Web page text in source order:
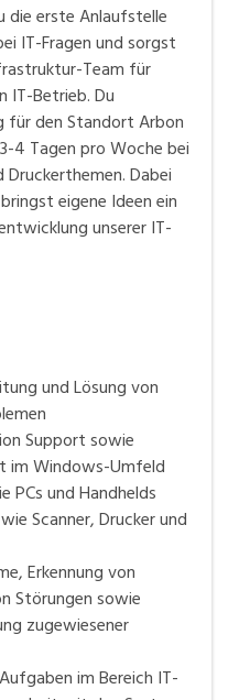
die erste Anlaufstelle
IT-Fragen und sorgst
Team für
IT-Betrieb. Du
den Standort Arbon
4 Tagen pro Woche bei
Dabei
eigene Ideen ein
unserer IT-
und Lösung von
Support sowie
im Windows-Umfeld
PCs und Handhelds
Scanner, Drucker und
Erkennung von
Störungen sowie
zugewiesener
im Bereich IT-